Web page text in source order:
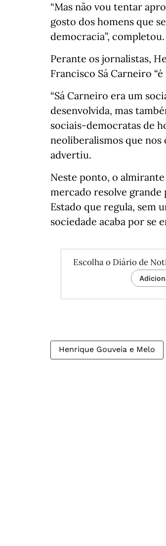
“Mas não vou tentar
gosto dos homens que
democracia”, completou.
Perante os jornalistas,
Francisco Sá Carneiro
“Sá Carneiro era um
desenvolvida, mas
sociais-democratas de
neoliberalismos que nos
advertiu.
Neste ponto, o almirante
mercado resolve grande
Estado que regula, sem
sociedade acaba por se
Escolha o Diário de
Henrique Gouveia e Melo